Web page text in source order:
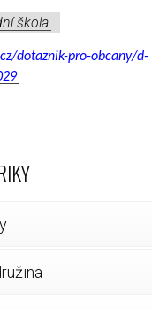
škola
dotaznik-pro-obcany/d-